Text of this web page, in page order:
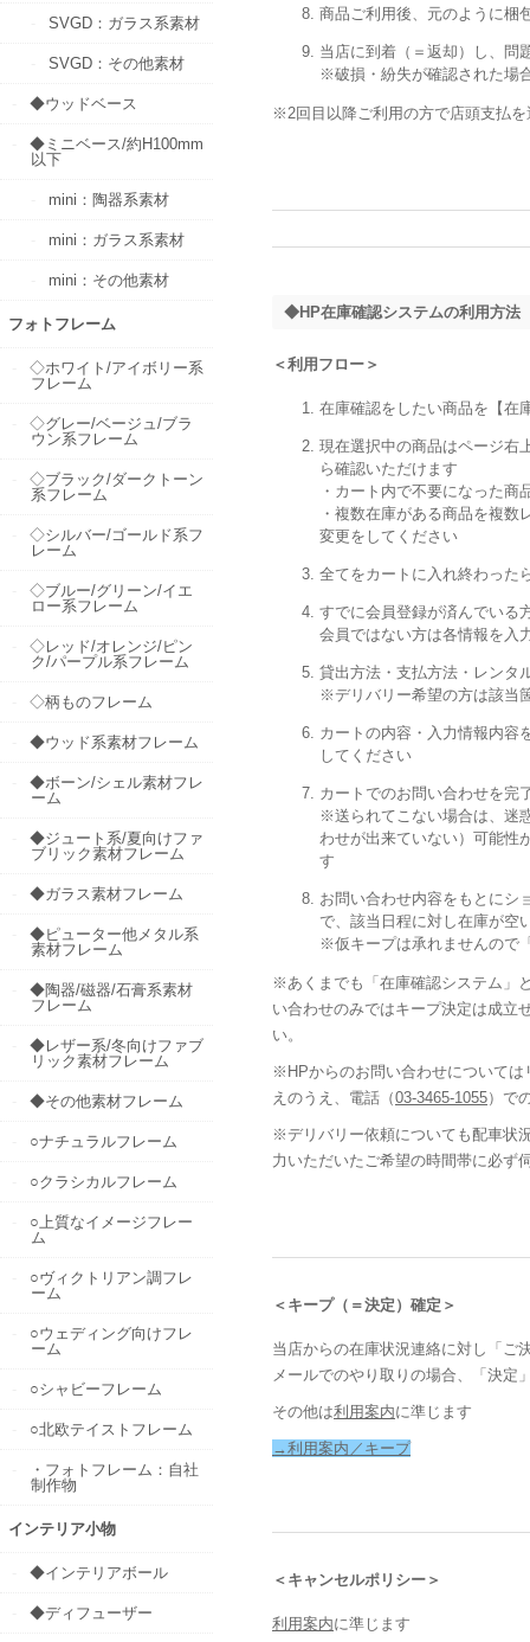
商品ご利用後、元のように梱
当店に到着（＝返却）し、問
※破損・紛失が確認された場
※2回目以降ご利用の方で店頭支払
◆HP在庫確認システムの利用方法
＜利用フロー＞
在庫確認をしたい商品を【在
現在選択中の商品はページ右
ら確認いただけます
・カート内で不要になった
・複数在庫がある商品を複
変更をしてください
全てをカートに入れ終わった
すでに会員登録が済んでいる
会員ではない方は各情報を入
貸出方法・支払方法・レン
※デリバリー希望の方は該当
カートの内容・入力情報内容
してください
カートでのお問い合わせを完
※送られてこない場合は、迷
わせが出来ていない）可能性
す
お問い合わせ内容をもとにシ
で、該当日程に対し在庫が空
※仮キープは承れませんので
※あくまでも「在庫確認システム」
い合わせのみではキープ決定は成立
い。
※HPからのお問い合わせについては
えのうえ、電話（03-3465-1055）で
※デリバリー依頼についても配車状
力いただいたご希望の時間帯に必ず
＜キープ（＝決定）確定＞
当店からの在庫状況連絡に対し「ご
メールでのやり取りの場合、「決定
その他は利用案内に準じます
→利用案内／キープ
＜キャンセルポリシー＞
利用案内に準じます
SVGD：ガラス系素材
SVGD：その他素材
◆ウッドベース
◆ミニベース/約H100mm
以下
mini：陶器系素材
mini：ガラス系素材
mini：その他素材
フォトフレーム
◇ホワイト/アイボリー系
フレーム
◇グレー/ベージュ/ブラ
ウン系フレーム
◇ブラック/ダークトーン
系フレーム
◇シルバー/ゴールド系フ
レーム
◇ブルー/グリーン/イエ
ロー系フレーム
◇レッド/オレンジ/ピン
ク/パープル系フレーム
◇柄ものフレーム
◆ウッド系素材フレーム
◆ボーン/シェル素材フレ
ーム
◆ジュート系/夏向けファ
ブリック素材フレーム
◆ガラス素材フレーム
◆ピューター他メタル系
素材フレーム
◆陶器/磁器/石膏系素材
フレーム
◆レザー系/冬向けファブ
リック素材フレーム
◆その他素材フレーム
○ナチュラルフレーム
○クラシカルフレーム
○上質なイメージフレー
ム
○ヴィクトリアン調フレ
ーム
○ウェディング向けフレ
ーム
○シャビーフレーム
○北欧テイストフレーム
・フォトフレーム：自社
制作物
インテリア小物
◆インテリアボール
◆ディフューザー